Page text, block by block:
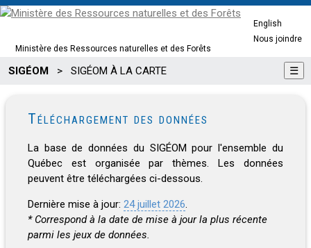
Ministère des Ressources naturelles et des Forêts
English
Nous joindre
SIGÉOM > SIGÉOM À LA CARTE ☰
Téléchargement des données
La base de données du SIGÉOM pour l'ensemble du
Québec est organisée par thèmes. Les données
peuvent être téléchargées ci-dessous.
Dernière mise à jour: 24 juillet 2026.
* Correspond à la date de mise à jour la plus récente
parmi les jeux de données.